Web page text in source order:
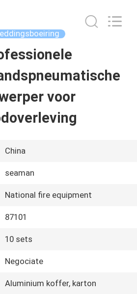
voor
China
seaman
National fire equipment
87101
10 sets
Negociate
Aluminium koffer, karton